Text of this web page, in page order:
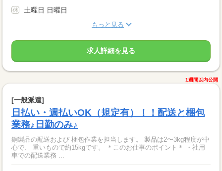
土曜日 日曜日
もっと見る
求人詳細を見る
1週間以内公開
[一般派遣]
日払い・週払いOK（規定有）！！配送と梱包
業務♪日勤のみ♪
銅製品の配送および 梱包作業を担当します。 製品は2〜3kg程度が中
心で、 重いもので約15kgです。 ＊このお仕事のポイント＊ ・社用
車での配送業務 ...